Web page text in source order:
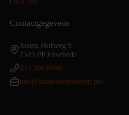
Over ons
Contactgegevens
Josink Hofweg 9
7545 PP Enschede
053 206 8006
info@kantoormeubelen.pro